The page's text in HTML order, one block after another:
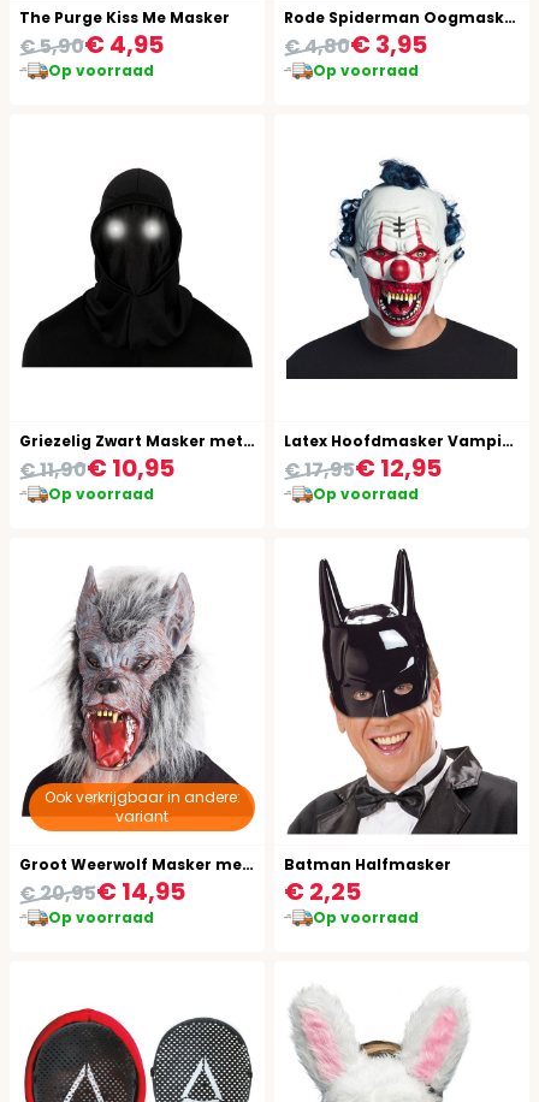
The Purge Kiss Me Masker
€ 4,95
€ 5,90
Op voorraad
Rode Spiderman Oogmasker
€ 3,95
€ 4,80
Op voorraad
Griezelig Zwart Masker met Led Ogen Volwassenen
€ 10,95
€ 11,90
Op voorraad
Latex Hoofdmasker Vampier Clown met Haar Halloween
€ 12,95
€ 17,95
Op voorraad
Ook verkrijgbaar in andere:
variant
Groot Weerwolf Masker met Haar
€ 14,95
€ 20,95
Op voorraad
Batman Halfmasker
€ 2,25
Op voorraad